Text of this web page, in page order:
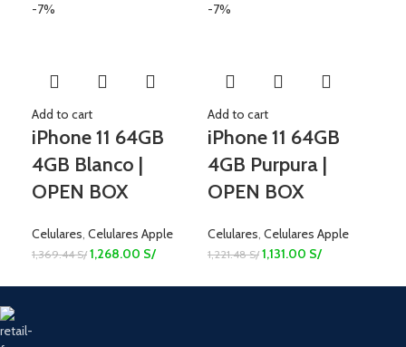
-7%
Add to cart
iPhone 11 64GB
4GB Blanco |
OPEN BOX
Celulares, Celulares Apple
1,369.44S/ 1,268.00 S/
-7%
Add to cart
iPhone 11 64GB
4GB Purpura |
OPEN BOX
Celulares, Celulares Apple
1,221.48S/ 1,131.00 S/